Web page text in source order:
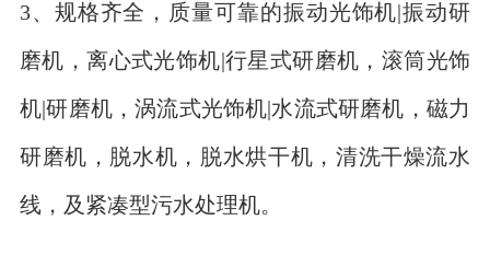
3、规格齐全，质量可靠的振动光饰机|振动研
磨机，离心式光饰机|行星式研磨机，滚筒光饰
机|研磨机，涡流式光饰机|水流式研磨机，磁力
研磨机，脱水机，脱水烘干机，清洗干燥流水
线，及紧凑型污水处理机。